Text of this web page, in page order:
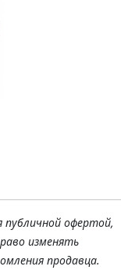
публичной офертой,
изменять
продавца.